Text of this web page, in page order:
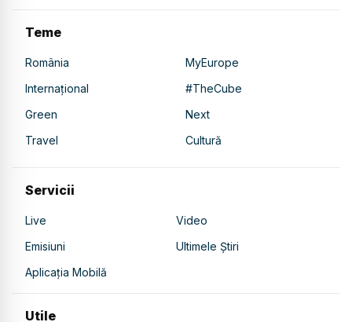
Teme
România
MyEurope
Internațional
#TheCube
Green
Next
Travel
Cultură
Servicii
Live
Video
Emisiuni
Ultimele Știri
Aplicația Mobilă
Utile